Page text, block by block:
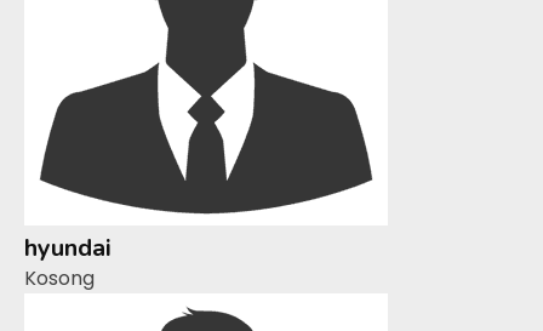
hyundai
Kosong